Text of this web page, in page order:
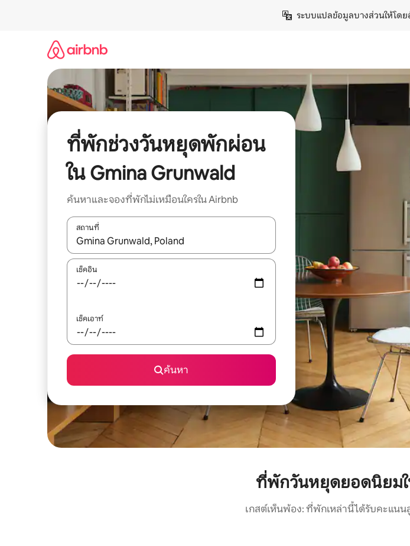
ระบบแปลข้อมูลบางส่วนให้โด
ที่พักช่วงวันหยุดพักผ่อน
ใน Gmina Grunwald
ค้นหาและจองที่พักไม่เหมือนใครใน Airbnb
สถานที่
ใช้ลูกศรขึ้นลง หรือใช้การสัมผัสหรือปัด เพื่อสำรวจผลการค้นหา
เช็คอิน
เช็คเอาท์
ค้นหา
ที่พักวันหยุดยอดนิยมใ
เกสต์เห็นพ้อง: ที่พักเหล่านี้ได้รับคะแน